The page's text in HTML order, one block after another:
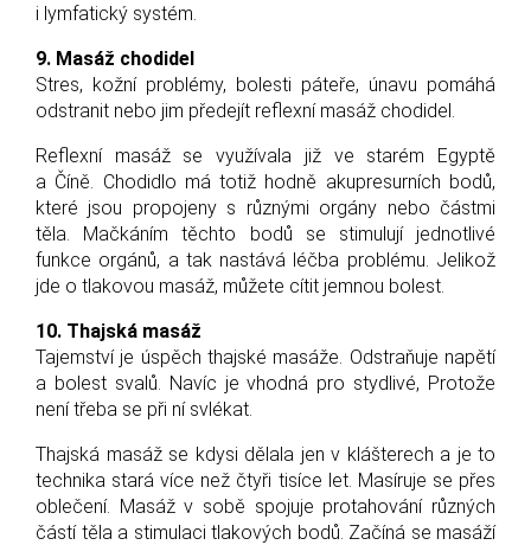
i lymfatický systém.
9. Masáž chodidel
Stres, kožní problémy, bolesti páteře, únavu pomáhá
odstranit nebo jim předejít reflexní masáž chodidel.
Reflexní masáž se využívala již ve starém Egyptě
a Číně. Chodidlo má totiž hodně akupresurních bodů,
které jsou propojeny s různými orgány nebo částmi
těla. Mačkáním těchto bodů se stimulují jednotlivé
funkce orgánů, a tak nastává léčba problému. Jelikož
jde o tlakovou masáž, můžete cítit jemnou bolest.
10. Thajská masáž
Tajemství je úspěch thajské masáže. Odstraňuje napětí
a bolest svalů. Navíc je vhodná pro stydlivé, Protože
není třeba se při ní svlékat.
Thajská masáž se kdysi dělala jen v klášterech a je to
technika stará více než čtyři tisíce let. Masíruje se přes
oblečení. Masáž v sobě spojuje protahování různých
částí těla a stimulaci tlakových bodů. Začíná se masáží